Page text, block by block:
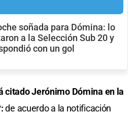
soñada para Dómina: lo
a la Selección Sub 20 y
con un gol
citado Jerónimo Dómina en la
de acuerdo a la notificación